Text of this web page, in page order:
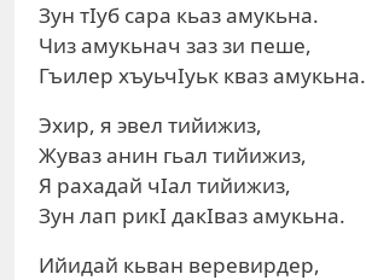
Зун тIуб сара кьаз амукьна.
Чиз амукьнач заз зи пеше,
Гъилер хъуьчIуьк кваз амукьна.
Эхир, я эвел тийижиз,
Жуваз анин гьал тийижиз,
Я рахадай чIал тийижиз,
Зун лап рикI дакIваз амукьна.
Ийидай кьван веревирдер,